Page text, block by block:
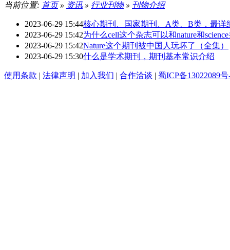
当前位置: 首页» 资讯 » 行业刊物» 刊物介绍
2023-06-29 15:44核心期刊、国家期刊、A类、B类，最详
2023-06-29 15:42为什么cell这个杂志可以和nature和
2023-06-29 15:42Nature这个期刊被中国人玩坏了（全集）
2023-06-29 15:30什么是学术期刊，期刊基本常识介绍
使用条款 | 法律声明 | 加入我们 | 合作洽谈 | 蜀ICP备13022089号